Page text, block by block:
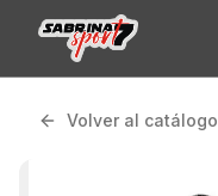
Volver al catálogo